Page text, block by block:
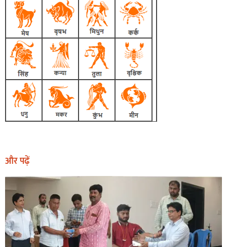
और पढ़ें